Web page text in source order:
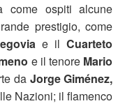
come ospiti alcune
prestigio, come
e il Cuarteto
e il tenore Mario
da Jorge Giménez,
Nazioni; il flamenco